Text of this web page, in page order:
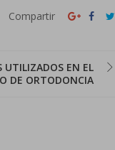
Compartir
UTILIZADOS EN EL
DE ORTODONCIA